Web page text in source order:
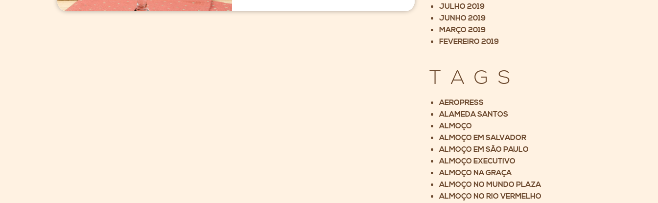
JULHO 2019
JUNHO 2019
MARÇO 2019
FEVEREIRO 2019
TAGS
AEROPRESS
ALAMEDA SANTOS
ALMOÇO
ALMOÇO EM SALVADOR
ALMOÇO EM SÃO PAULO
ALMOÇO EXECUTIVO
ALMOÇO NA GRAÇA
ALMOÇO NO MUNDO PLAZA
ALMOÇO NO RIO VERMELHO